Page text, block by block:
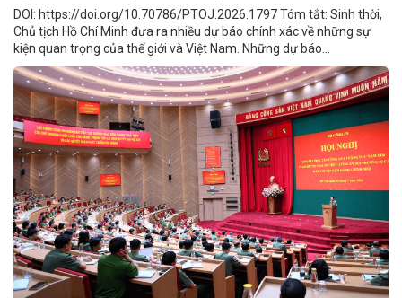
DOI: https://doi.org/10.70786/PTOJ.2026.1797 Tóm tắt: Sinh thời,
Chủ tịch Hồ Chí Minh đưa ra nhiều dự báo chính xác về những sự
kiện quan trọng của thế giới và Việt Nam. Những dự báo...